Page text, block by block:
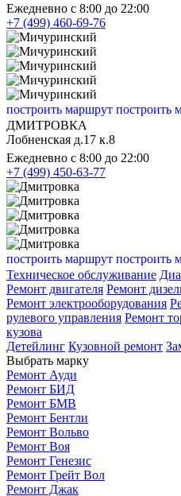
Ежедневно с 8:00 до 22:00
+7 (499) 460-69-76
построить маршрут построить
ДМИТРОВКА
Лобненская д.17 к.8
Ежедневно с 8:00 до 22:00
+7 (499) 450-63-77
построить маршрут построить
Техническое обслуживание
Ремонт двигателя Ремонт
Ремонт электрооборудования
рулевого управления Ремонт
кузова
Детейлинг Кузовной ремонт
Выбрать марку
Ремонт Ауди
Ремонт БИД
Ремонт БМВ
Ремонт Бентли
Ремонт Вольво
Ремонт Воя
Ремонт Генезис
Ремонт Грейт Вол
Ремонт Джак